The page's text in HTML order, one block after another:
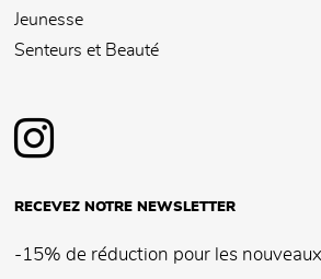
Jeunesse
Senteurs et Beauté
RECEVEZ NOTRE NEWSLETTER
-15% de réduction pour les